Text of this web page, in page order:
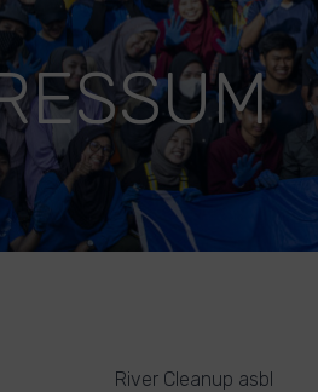
River Cleanup asbl